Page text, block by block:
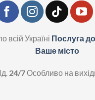
всій Україні Послуга
Ваше місто
24/7Особливо на